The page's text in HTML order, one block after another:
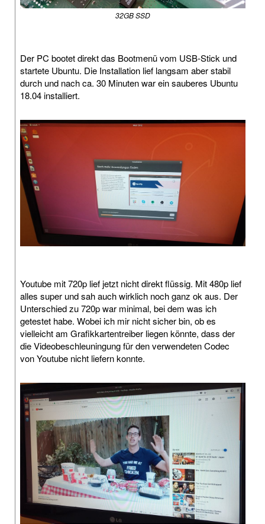
32GB SSD
Der PC bootet direkt das Bootmenü vom USB-Stick und
startete Ubuntu. Die Installation lief langsam aber stabil
durch und nach ca. 30 Minuten war ein sauberes Ubuntu
18.04 installiert.
Youtube mit 720p lief jetzt nicht direkt flüssig. Mit 480p lief
alles super und sah auch wirklich noch ganz ok aus. Der
Unterschied zu 720p war minimal, bei dem was ich
getestet habe. Wobei ich mir nicht sicher bin, ob es
vielleicht am Grafikkartentreiber liegen könnte, dass der
die Videobeschleuningung für den verwendeten Codec
von Youtube nicht liefern konnte.